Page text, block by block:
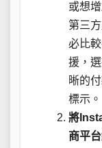
或想
第三
必比
援，
晰的
標示。
將
商平